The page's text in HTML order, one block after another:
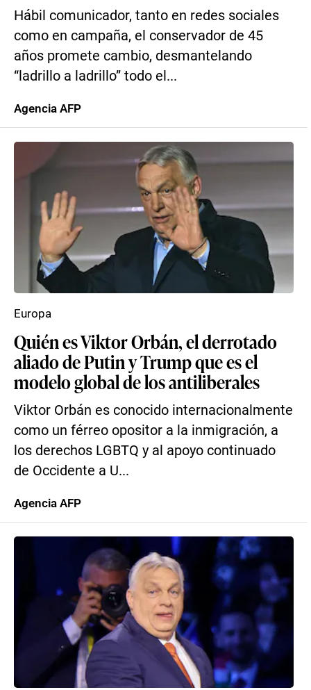
Hábil comunicador, tanto en redes sociales
como en campaña, el conservador de 45
años promete cambio, desmantelando
“ladrillo a ladrillo” todo el...
Agencia AFP
Quién es Viktor Orbán, el derrotado
aliado de Putin y Trump que es el
modelo global de los antiliberales
Viktor Orbán es conocido internacionalmente
como un férreo opositor a la inmigración, a
los derechos LGBTQ y al apoyo continuado
de Occidente a U...
Europa
Agencia AFP